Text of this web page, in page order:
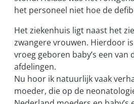
het personeel niet hoe de
Het ziekenhuis ligt naast het
zwangere vrouwen. Hierdoor
vroeg geboren baby’s een van
afdelingen.
Nu hoor ik natuurlijk vaak
moeder, die op de